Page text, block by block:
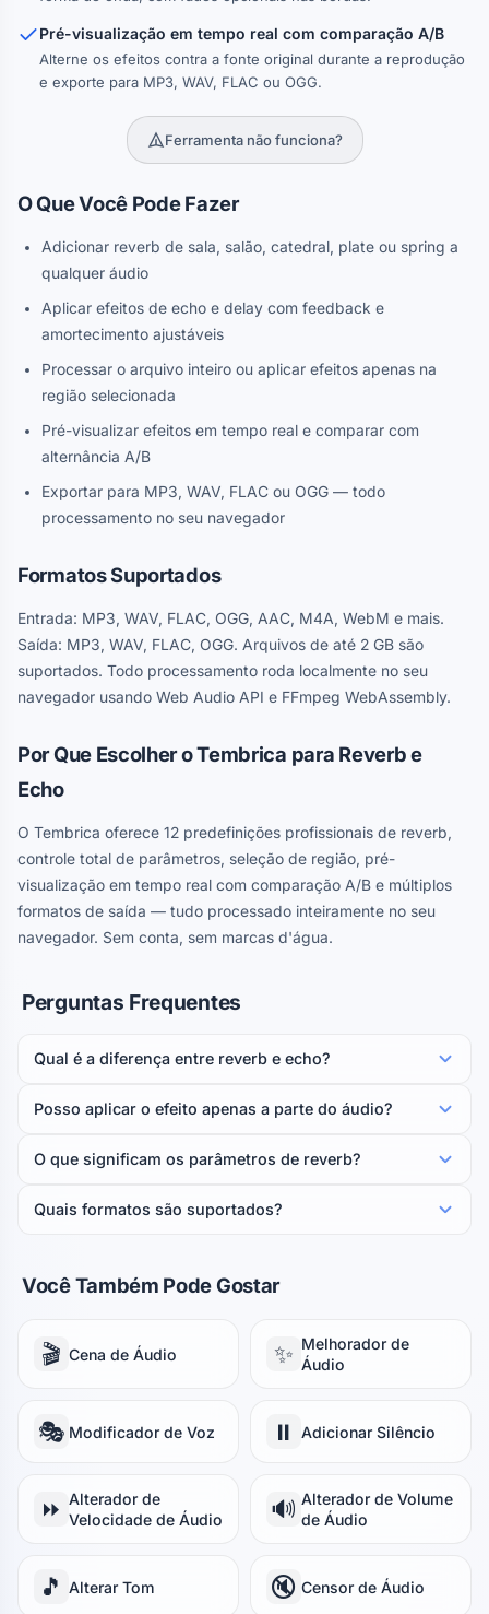
Pré-visualização em tempo real com comparação A/B
Alterne os efeitos contra a fonte original durante a reprodução
e exporte para MP3, WAV, FLAC ou OGG.
Ferramenta não funciona?
O Que Você Pode Fazer
Adicionar reverb de sala, salão, catedral, plate ou spring a
qualquer áudio
Aplicar efeitos de echo e delay com feedback e
amortecimento ajustáveis
Processar o arquivo inteiro ou aplicar efeitos apenas na
região selecionada
Pré-visualizar efeitos em tempo real e comparar com
alternância A/B
Exportar para MP3, WAV, FLAC ou OGG — todo
processamento no seu navegador
Formatos Suportados
Entrada: MP3, WAV, FLAC, OGG, AAC, M4A, WebM e mais.
Saída: MP3, WAV, FLAC, OGG. Arquivos de até 2 GB são
suportados. Todo processamento roda localmente no seu
navegador usando Web Audio API e FFmpeg WebAssembly.
Por Que Escolher o Tembrica para Reverb e
Echo
O Tembrica oferece 12 predefinições profissionais de reverb,
controle total de parâmetros, seleção de região, pré-
visualização em tempo real com comparação A/B e múltiplos
formatos de saída — tudo processado inteiramente no seu
navegador. Sem conta, sem marcas d'água.
Perguntas Frequentes
Qual é a diferença entre reverb e echo?
Posso aplicar o efeito apenas a parte do áudio?
O que significam os parâmetros de reverb?
Quais formatos são suportados?
Você Também Pode Gostar
🎬 Cena de Áudio ✨ Melhorador de
Áudio
🎭 Modificador de Voz ⏸️ Adicionar Silêncio
⏩ Alterador de
Velocidade de Áudio
🔊 Alterador de Volume
de Áudio
🎵 Alterar Tom 🔇 Censor de Áudio